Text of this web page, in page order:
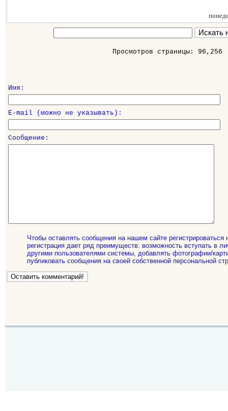
Просмотров страницы: 96,256
Имя:
E-mail (можно не указывать):
Сообщение:
Чтобы оставлять сообщения на нашем сайте регистрироваться
регистрация дает ряд преимуществ: возможность вступать в
другими пользователями системы, добавлять фотографии/
публиковать сообщения на своей собственной персональной